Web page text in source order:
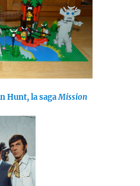
Hunt, la sagaMission